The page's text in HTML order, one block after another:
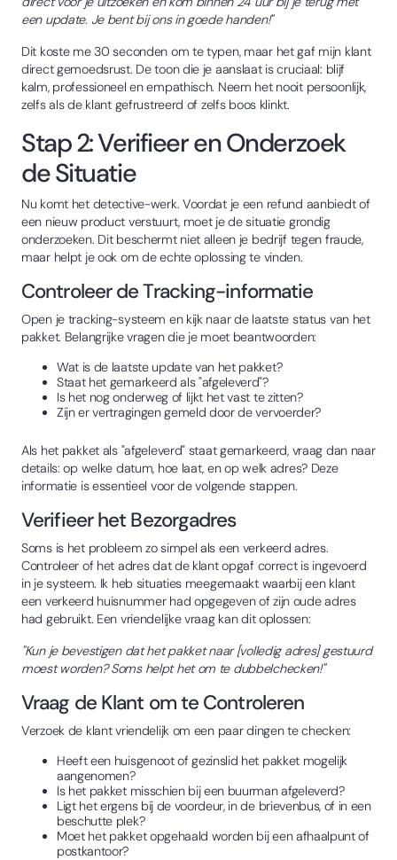
een update. Je bent bij ons in goede handen!"
Dit koste me 30 seconden om te typen, maar het gaf mijn klant
direct gemoedsrust. De toon die je aanslaat is cruciaal: blijf
kalm, professioneel en empathisch. Neem het nooit persoonlijk,
zelfs als de klant gefrustreerd of zelfs boos klinkt.
Stap 2: Verifieer en Onderzoek
de Situatie
Nu komt het detective-werk. Voordat je een refund aanbiedt of
een nieuw product verstuurt, moet je de situatie grondig
onderzoeken. Dit beschermt niet alleen je bedrijf tegen fraude,
maar helpt je ook om de echte oplossing te vinden.
Controleer de Tracking-informatie
Open je tracking-systeem en kijk naar de laatste status van het
pakket. Belangrijke vragen die je moet beantwoorden:
Wat is de laatste update van het pakket?
Staat het gemarkeerd als "afgeleverd"?
Is het nog onderweg of lijkt het vast te zitten?
Zijn er vertragingen gemeld door de vervoerder?
Als het pakket als "afgeleverd" staat gemarkeerd, vraag dan naar
details: op welke datum, hoe laat, en op welk adres? Deze
informatie is essentieel voor de volgende stappen.
Verifieer het Bezorgadres
Soms is het probleem zo simpel als een verkeerd adres.
Controleer of het adres dat de klant opgaf correct is ingevoerd
in je systeem. Ik heb situaties meegemaakt waarbij een klant
een verkeerd huisnummer had opgegeven of zijn oude adres
had gebruikt. Een vriendelijke vraag kan dit oplossen:
"Kun je bevestigen dat het pakket naar [volledig adres] gestuurd
moest worden? Soms helpt het om te dubbelchecken!"
Vraag de Klant om te Controleren
Verzoek de klant vriendelijk om een paar dingen te checken:
Heeft een huisgenoot of gezinslid het pakket mogelijk
aangenomen?
Is het pakket misschien bij een buurman afgeleverd?
Ligt het ergens bij de voordeur, in de brievenbus, of in een
beschutte plek?
Moet het pakket opgehaald worden bij een afhaalpunt of
postkantoor?